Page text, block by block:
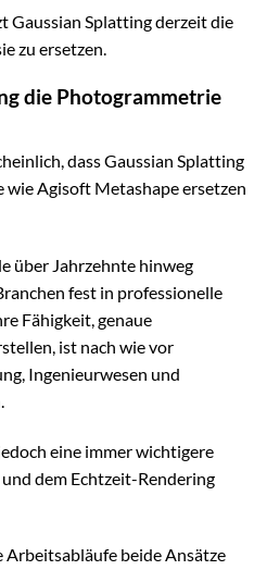
Gaussian Splatting derzeit die
zu ersetzen.
die Photogrammetrie
dass Gaussian Splatting
Agisoft Metashape ersetzen
über Jahrzehnte hinweg
fest in professionelle
Fähigkeit, genaue
ist nach wie vor
Ingenieurwesen und
eine immer wichtigere
dem Echtzeit-Rendering
beide Ansätze